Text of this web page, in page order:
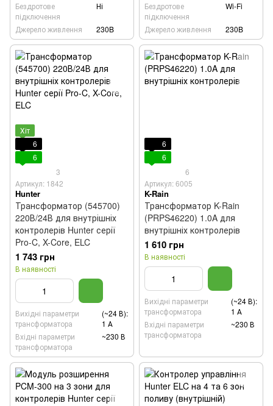
Бездротове
підключення
Ні
Джерело живлення 230B
Бездротове
підключення
Wi-Fi
Джерело живлення 230B
Хіт
6
6
3
Артикул: 1842
Hunter
Трансформатор (545700)
220В/24В для внутрішніх
контролерів Hunter серії
Pro-C, X-Core, ELC
1 743 грн
В наявності
Вихідні параметри
трансформатора
(~24 В):
1 А
Вхідні параметри
трансформатора
~230 В
6
6
6
Артикул: 6005
K-Rain
Трансформатор K-Rain
(PRPS46220) 1.0A для
внутрішніх контролерів
1 610 грн
В наявності
Вихідні параметри
трансформатора
(~24 В):
1 А
Вхідні параметри
трансформатора
~230 В